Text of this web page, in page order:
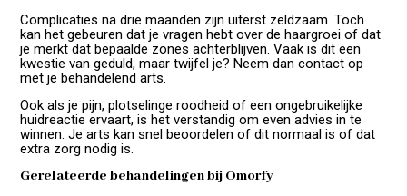
Complicaties na drie maanden zijn uiterst zeldzaam. Toch
kan het gebeuren dat je vragen hebt over de haargroei of dat
je merkt dat bepaalde zones achterblijven. Vaak is dit een
kwestie van geduld, maar twijfel je? Neem dan contact op
met je behandelend arts.
Ook als je pijn, plotselinge roodheid of een ongebruikelijke
huidreactie ervaart, is het verstandig om even advies in te
winnen. Je arts kan snel beoordelen of dit normaal is of dat
extra zorg nodig is.
Gerelateerde behandelingen bij Omorfy